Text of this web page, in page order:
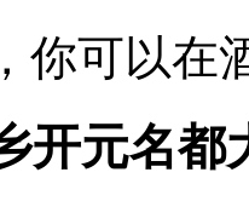
你可以在
开元名都